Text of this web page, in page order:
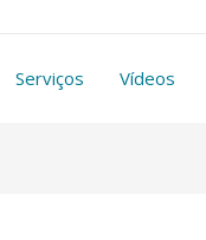
Serviços Vídeos